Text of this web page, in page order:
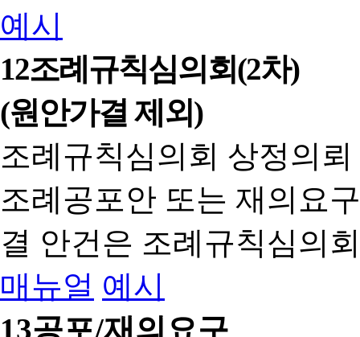
예시
12조례규칙심의회(2차)
(원안가결 제외)
조례규칙심의회 상정의
조례공포안 또는 재의요
결 안건은 조례규칙심의
매뉴얼 예시
13공포/재의요구